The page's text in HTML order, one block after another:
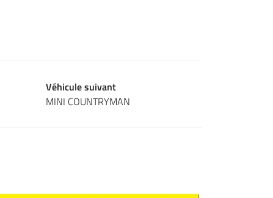
Véhicule suivant
MINI COUNTRYMAN